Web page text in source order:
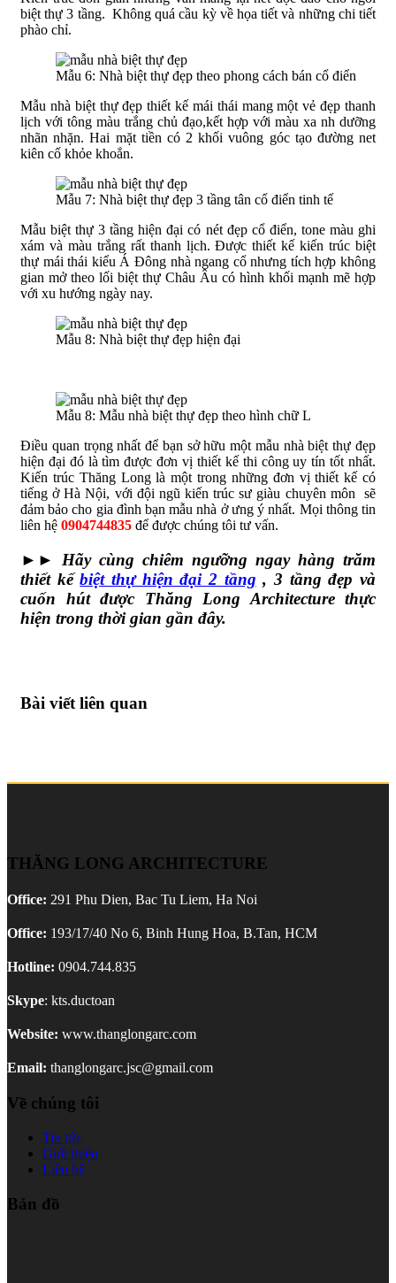
biệt thự 3 tầng. Không quá cầu kỳ về họa tiết và những chi tiết
phào chỉ.
Mẫu 6: Nhà biệt thự đẹp theo phong cách bán cổ điển
Mẫu nhà biệt thự đẹp thiết kế mái thái mang một vẻ đẹp thanh
lịch với tông màu trắng chủ đạo,kết hợp với màu xa nh dưỡng
nhãn nhặn. Hai mặt tiền có 2 khối vuông góc tạo đường net
kiên cố khỏe khoắn.
Mẫu 7: Nhà biệt thự đẹp 3 tầng tân cổ điển tinh tế
Mẫu biệt thự 3 tầng hiện đại có nét đẹp cổ điển, tone màu ghi
xám và màu trắng rất thanh lịch. Được thiết kế kiến trúc biệt
thự mái thái kiểu Á Đông nhà ngang cổ nhưng tích hợp không
gian mở theo lối biệt thự Châu Âu có hình khối mạnh mẽ hợp
với xu hướng ngày nay.
Mẫu 8: Nhà biệt thự đẹp hiện đại
Mẫu 8: Mẫu nhà biệt thự đẹp theo hình chữ L
Điều quan trọng nhất để bạn sở hữu một mẫu nhà biệt thự đẹp
hiện đại đó là tìm được đơn vị thiết kế thi công uy tín tốt nhất.
Kiến trúc Thăng Long là một trong những đơn vị thiết kế có
tiếng ở Hà Nội, với đội ngũ kiến trúc sư giàu chuyên môn sẽ
đảm bảo cho gia đình bạn mẫu nhà ở ưng ý nhất. Mọi thông tin
liên hệ 0904744835 để được chúng tôi tư vấn.
►► Hãy cùng chiêm ngưỡng ngay hàng trăm
thiết kếbiệt thự hiện đại 2 tầng , 3 tầng đẹp và
cuốn hút được Thăng Long Architecture thực
hiện trong thời gian gần đây.
Bài viết liên quan
THĂNG LONG ARCHITECTURE
Office: 291 Phu Dien, Bac Tu Liem, Ha Noi
Office: 193/17/40 No 6, Binh Hung Hoa, B.Tan, HCM
Hotline: 0904.744.835
Skype: kts.ductoan
Website: www.thanglongarc.com
Email: thanglongarc.jsc@gmail.com
Về chúng tôi
Tin tức
Giới thiệu
Liên hệ
Bản đồ